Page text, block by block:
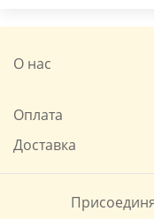
О нас
Оплата
Доставка